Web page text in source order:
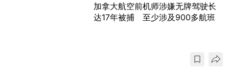
加拿大航空前机师涉嫌无牌驾驶长
达17年被捕 至少涉及900多航班